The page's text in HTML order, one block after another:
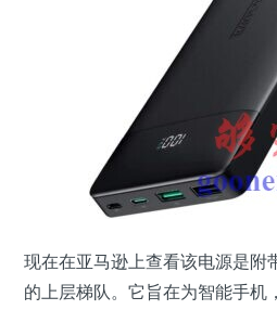
现在在亚马逊上查看该电源是附
的上层梯队。它旨在为智能手机